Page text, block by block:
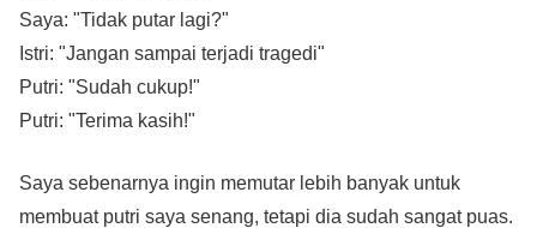
Saya: "Tidak putar lagi?"
Istri: "Jangan sampai terjadi tragedi"
Putri: "Sudah cukup!"
Putri: "Terima kasih!"
Saya sebenarnya ingin memutar lebih banyak untuk
membuat putri saya senang, tetapi dia sudah sangat puas.